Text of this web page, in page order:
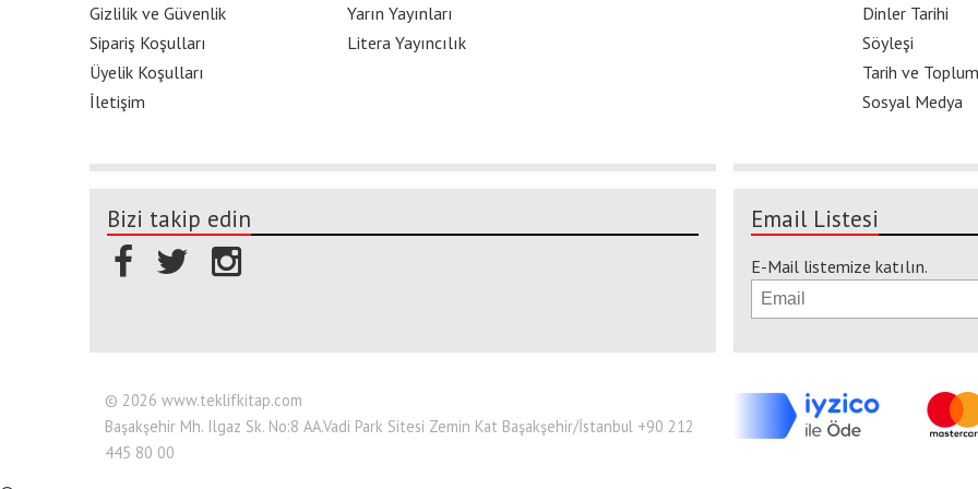
Gizlilik ve Güvenlik
Sipariş Koşulları
Üyelik Koşulları
İletişim
Yarın Yayınları
Litera Yayıncılık
Dinler Tarihi
Söyleşi
Tarih ve Toplum
Sosyal Medya
Bizi takip edin Email Listesi
E-Mail listemize katılın.
© 2026 www.teklifkitap.com
Başakşehir Mh. Ilgaz Sk. No:8 AA.Vadi Park Sitesi Zemin Kat Başakşehir/İstanbul +90 212
445 80 00